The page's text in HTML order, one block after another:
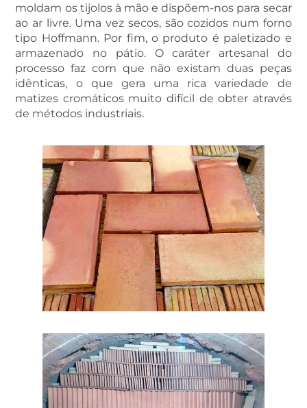
moldam os tijolos à mão e dispõem-nos para secar
ao ar livre. Uma vez secos, são cozidos num forno
tipo Hoffmann. Por fim, o produto é paletizado e
armazenado no pátio. O caráter artesanal do
processo faz com que não existam duas peças
idênticas, o que gera uma rica variedade de
matizes cromáticos muito difícil de obter através
de métodos industriais.